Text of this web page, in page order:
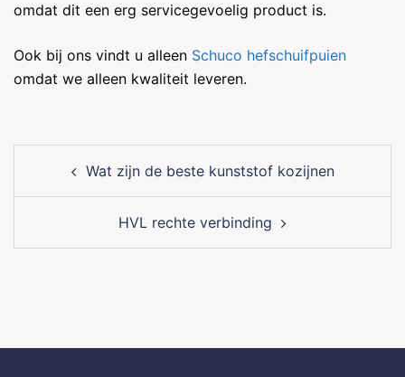
omdat dit een erg servicegevoelig product is.
Ook bij ons vindt u alleen Schuco hefschuifpuien
omdat we alleen kwaliteit leveren.
navigationWat zijn de beste kunststof kozijnen
HVL rechte verbinding